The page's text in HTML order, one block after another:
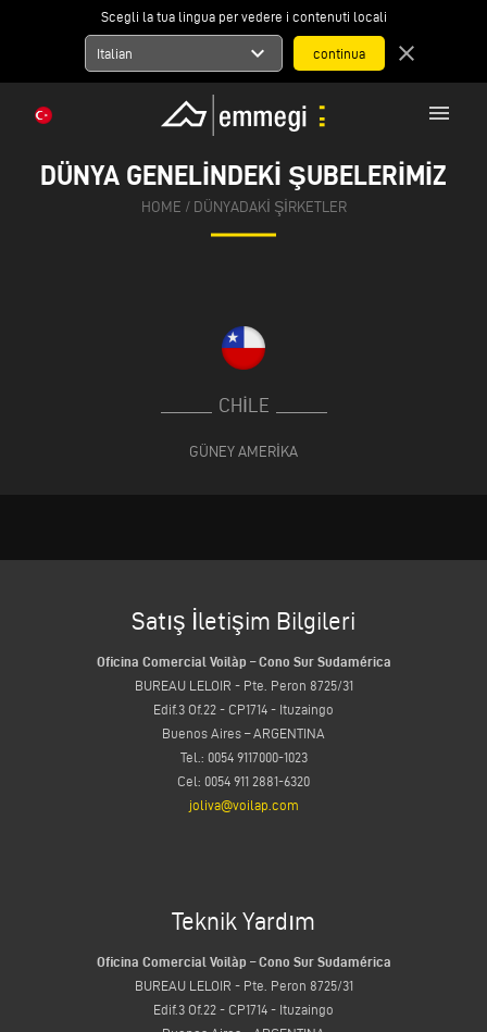
Scegli la tua lingua per vedere i contenuti locali
Italian expand_more close
menu
DÜNYA GENELINDEKI ŞUBELERIMIZ
HOME / DÜNYADAKI ŞIRKETLER
CHILE
GÜNEY AMERIKA
Satış İletişim Bilgileri
Oficina Comercial Voilàp – Cono Sur Sudamérica
BUREAU LELOIR - Pte. Peron 8725/31
Edif.3 Of.22 - CP1714 - Ituzaingo
Buenos Aires – ARGENTINA
Tel.: 0054 9117000-1023
Cel: 0054 911 2881-6320
joliva@voilap.com
Teknik Yardım
Oficina Comercial Voilàp – Cono Sur Sudamérica
BUREAU LELOIR - Pte. Peron 8725/31
Edif.3 Of.22 - CP1714 - Ituzaingo